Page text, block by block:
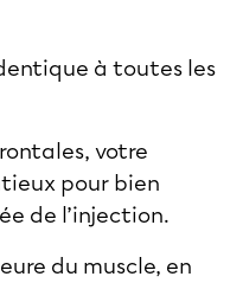
à toutes les
votre
pour bien
de l’injection.
du muscle, en